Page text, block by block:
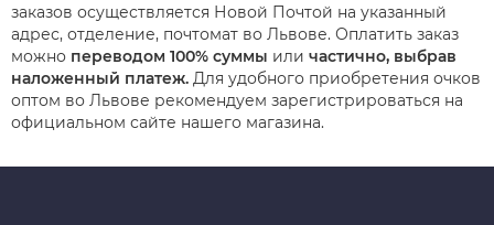
заказов осуществляется Новой Почтой на указанный
адрес, отделение, почтомат во Львове. Оплатить заказ
можно переводом 100% суммы или частично, выбрав
наложенный платеж. Для удобного приобретения очков
оптом во Львове рекомендуем зарегистрироваться на
официальном сайте нашего магазина.